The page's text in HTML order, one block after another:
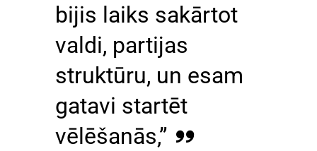
bijis laiks sakārtot
valdi, partijas
struktūru, un esam
gatavi startēt
vēlēšanās,”